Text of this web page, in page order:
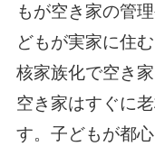
もが空き家の管
どもが実家に住
核家族化で空き
空き家はすぐに
す。子どもが都